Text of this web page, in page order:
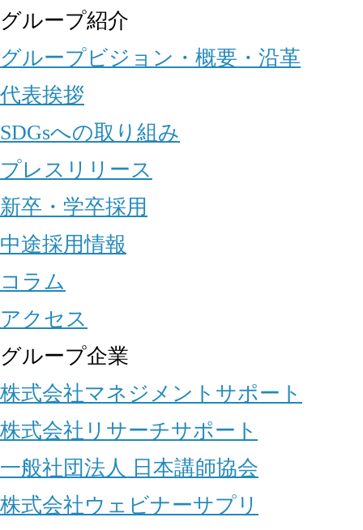
グループ紹介
グループビジョン・概要・沿革
代表挨拶
SDGsへの取り組み
プレスリリース
新卒・学卒採用
中途採用情報
コラム
アクセス
グループ企業
株式会社マネジメントサポート
株式会社リサーチサポート
一般社団法人 日本講師協会
株式会社ウェビナーサプリ